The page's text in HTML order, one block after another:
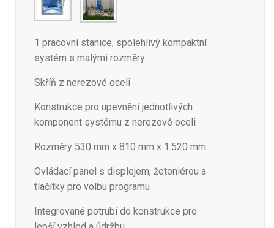
1 pracovní stanice, spolehlivý kompaktní
systém s malými rozměry.
Skříň z nerezové oceli
Konstrukce pro upevnění jednotlivých
komponent systému z nerezové oceli
Rozměry 530 mm x 810 mm x 1.520 mm
Ovládací panel s displejem, žetoniérou a
tlačítky pro volbu programu
Integrované potrubí do konstrukce pro